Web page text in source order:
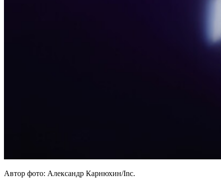
Автор фото: Александр Карнюхин/Inc.